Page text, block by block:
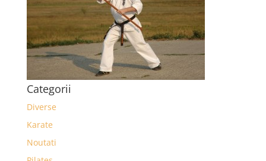
Categorii
Diverse
Karate
Noutati